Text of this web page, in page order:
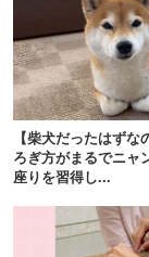
【柴犬だったはず
ろぎ方がまるでニャ
座りを習得し...